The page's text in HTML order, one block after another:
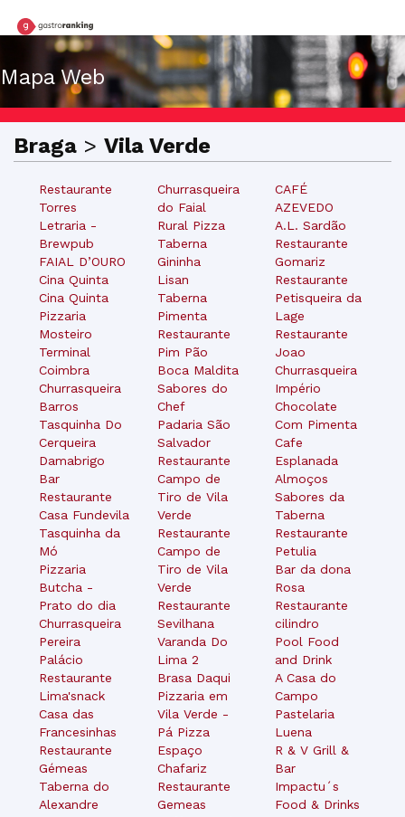
Mapa Web
Braga > Vila Verde
Restaurante
Torres
Letraria -
Brewpub
FAIAL D’OURO
Cina Quinta
Cina Quinta
Pizzaria
Mosteiro
Terminal
Coimbra
Churrasqueira
Barros
Tasquinha Do
Cerqueira
Damabrigo
Bar
Restaurante
Casa Fundevila
Tasquinha da
Mó
Pizzaria
Butcha -
Prato do dia
Churrasqueira
Pereira
Palácio
Restaurante
Lima'snack
Casa das
Francesinhas
Restaurante
Gémeas
Taberna do
Alexandre
Churrasqueira
do Faial
Rural Pizza
Taberna
Gininha
Lisan
Taberna
Pimenta
Restaurante
Pim Pão
Boca Maldita
Sabores do
Chef
Padaria São
Salvador
Restaurante
Campo de
Tiro de Vila
Verde
Restaurante
Campo de
Tiro de Vila
Verde
Restaurante
Sevilhana
Varanda Do
Lima 2
Brasa Daqui
Pizzaria em
Vila Verde -
Pá Pizza
Espaço
Chafariz
Restaurante
Gemeas
CAFÉ
AZEVEDO
A.L. Sardão
Restaurante
Gomariz
Restaurante
Petisqueira da
Lage
Restaurante
Joao
Churrasqueira
Império
Chocolate
Com Pimenta
Cafe
Esplanada
Almoços
Sabores da
Taberna
Restaurante
Petulia
Bar da dona
Rosa
Restaurante
cilindro
Pool Food
and Drink
A Casa do
Campo
Pastelaria
Luena
R & V Grill &
Bar
Impactu´s
Food & Drinks